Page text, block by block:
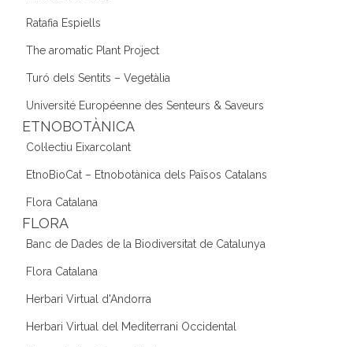
Ratafia Espiells
The aromatic Plant Project
Turó dels Sentits – Vegetàlia
Université Européenne des Senteurs & Saveurs
ETNOBOTÀNICA
Col·lectiu Eixarcolant
EtnoBioCat – Etnobotànica dels Països Catalans
Flora Catalana
FLORA
Banc de Dades de la Biodiversitat de Catalunya
Flora Catalana
Herbari Virtual d'Andorra
Herbari Virtual del Mediterrani Occidental